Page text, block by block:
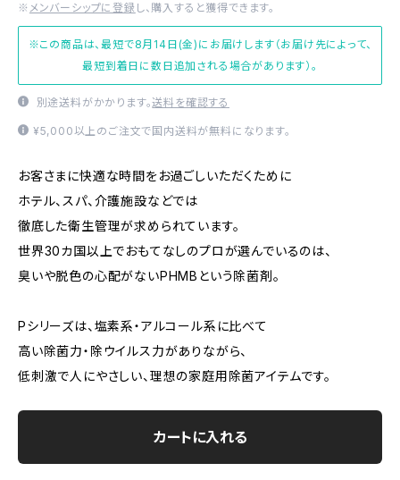
※ メンバーシップに登録 し、購入すると獲得できます。
※この商品は、最短で8月14日(金)にお届けします（お届け先によって、
最短到着日に数日追加される場合があります）。
別途送料がかかります。送料を確認する
¥5,000以上のご注文で国内送料が無料になります。
お客さまに快適な時間をお過ごしいただくために
ホテル、スパ、介護施設などでは
徹底した衛生管理が求められています。
世界30カ国以上でおもてなしのプロが選んでいるのは、
臭いや脱色の心配がないPHMBという除菌剤。
Pシリーズは、塩素系・アルコール系に比べて
高い除菌力・除ウイルス力がありながら、
低刺激で人にやさしい、理想の家庭用除菌アイテムです。
カートに入れる